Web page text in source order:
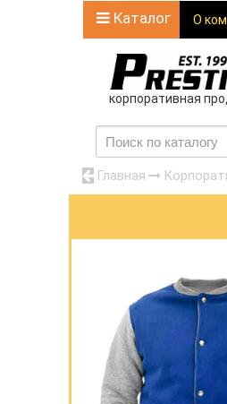
Каталог О
корпоративная
Главная